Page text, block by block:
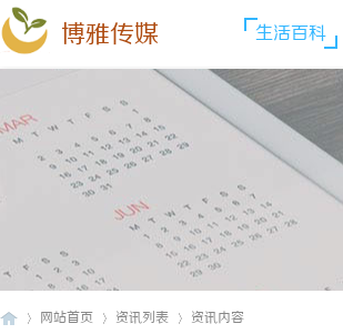
博雅传媒 生活百科
网站首页 资讯列表 资讯内容